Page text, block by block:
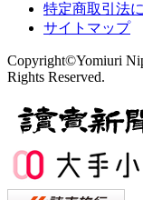
特定商取引法
サイトマップ
Copyright©Yomiuri
Rights Reserved.